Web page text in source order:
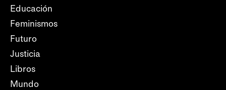
Educación
Feminismos
Futuro
Justicia
Libros
Mundo